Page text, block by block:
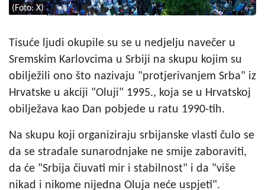
(Foto: X)
Tisuće ljudi okupile su se u nedjelju navečer u
Sremskim Karlovcima u Srbiji na skupu kojim su
obilježili ono što nazivaju "protjerivanjem Srba" iz
Hrvatske u akciji "Oluji" 1995., koja se u Hrvatskoj
obilježava kao Dan pobjede u ratu 1990-tih.
Na skupu koji organiziraju srbijanske vlasti čulo se
da se stradale sunarodnjake ne smije zaboraviti,
da će "Srbija čiuvati mir i stabilnost" i da "više
nikad i nikome nijedna Oluja neće uspjeti".